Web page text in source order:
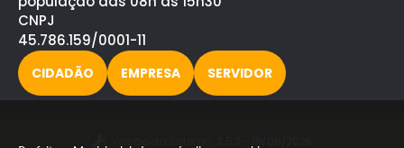
CNPJ
45.786.159/0001-11
CIDADÃO EMPRESA SERVIDOR